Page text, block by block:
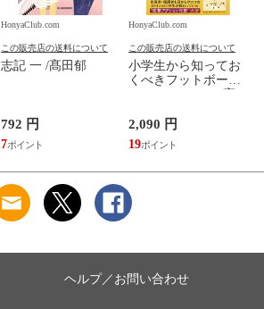
HonyaClub.com
この販売店の送料について
志記 一 /髙田郁
792 円
7
HonyaClub.com
この販売店の送料について
小学生から知ってお
くべきフットボール
2,090 円
19
ヘルプ／お問い合わせ